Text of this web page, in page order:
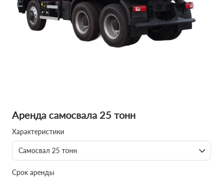
Аренда самосвала 25 тонн
Характеристики
Самосвал 25 тонн
Срок аренды